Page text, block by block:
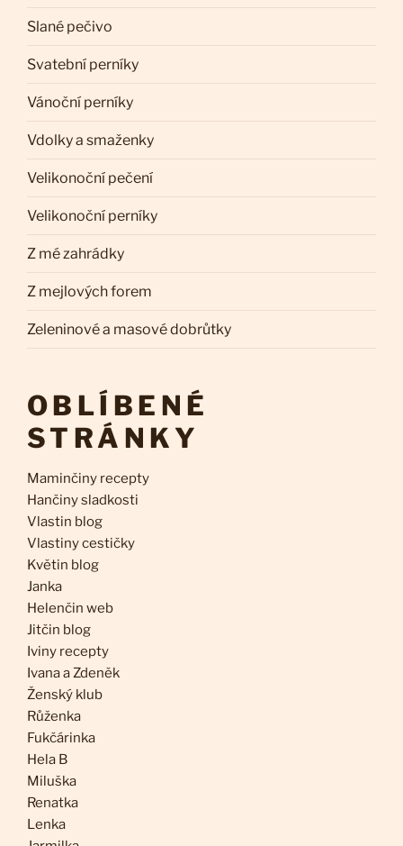
Slané pečivo
Svatební perníky
Vánoční perníky
Vdolky a smaženky
Velikonoční pečení
Velikonoční perníky
Z mé zahrádky
Z mejlových forem
Zeleninové a masové dobrůtky
OBLÍBENÉ
STRÁNKY
Maminčiny recepty
Hančiny sladkosti
Vlastin blog
Vlastiny cestičky
Květin blog
Janka
Helenčin web
Jitčin blog
Iviny recepty
Ivana a Zdeněk
Ženský klub
Růženka
Fukčárinka
Hela B
Miluška
Renatka
Lenka